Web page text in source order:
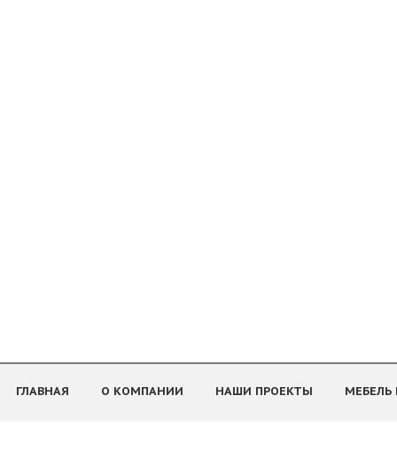
ГЛАВНАЯ О КОМПАНИИ НАШИ ПРОЕКТЫ